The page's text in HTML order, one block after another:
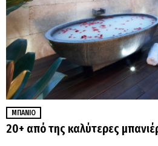
ΜΠΆΝΙΟ
20+ από της καλύτερες